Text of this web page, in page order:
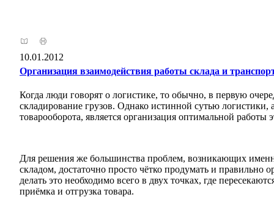
10.01.2012
Организация взаимодействия работы склада и
Когда люди говорят о логистике, то обычно, в первую
складирование грузов. Однако истинной сутью
товарооборота, является организация оптимальной работы
Для решения же большинства проблем, возникающих
складом, достаточно просто чётко продумать и
делать это необходимо всего в двух точках, где
приёмка и отгрузка товара.